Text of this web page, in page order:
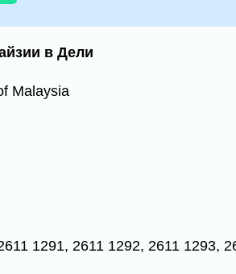
в Дели
Malaysia
1291, 2611 1292, 2611 1293,